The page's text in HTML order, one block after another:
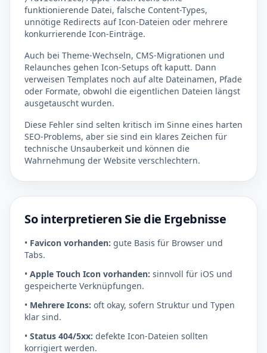
funktionierende Datei, falsche Content-Types,
unnötige Redirects auf Icon-Dateien oder mehrere
konkurrierende Icon-Einträge.
Auch bei Theme-Wechseln, CMS-Migrationen und
Relaunches gehen Icon-Setups oft kaputt. Dann
verweisen Templates noch auf alte Dateinamen, Pfade
oder Formate, obwohl die eigentlichen Dateien längst
ausgetauscht wurden.
Diese Fehler sind selten kritisch im Sinne eines harten
SEO-Problems, aber sie sind ein klares Zeichen für
technische Unsauberkeit und können die
Wahrnehmung der Website verschlechtern.
So interpretieren Sie die Ergebnisse
• Favicon vorhanden: gute Basis für Browser und
Tabs.
• Apple Touch Icon vorhanden: sinnvoll für iOS und
gespeicherte Verknüpfungen.
• Mehrere Icons: oft okay, sofern Struktur und Typen
klar sind.
• Status 404/5xx: defekte Icon-Dateien sollten
korrigiert werden.